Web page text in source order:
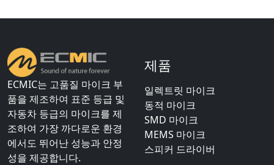
ECMIC는 고품질 마이크 부
품을 제조하여 표준 등급 및
자동차 등급의 마이크를 제
조하여 가장 까다로운 환경
에서도 뛰어난 성능과 안정
성을 제공합니다.
제품
일렉트릿 마이크
동적 마이크
SMD 마이크
MEMS 마이크
스피커 드라이버